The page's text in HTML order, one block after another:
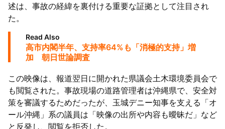
述は、事故の経緯を裏付ける重要な証拠として注目され
た。
Read Also
高市内閣半年、支持率64%も「消極的支持」増
加 朝日世論調査
この映像は、報道翌日に開かれた県議会土木環境委員会で
も閲覧された。事故現場の道路管理者は沖縄県で、安全対
策を審議するためだったが、玉城デニー知事を支える「オ
ール沖縄」系の議員は「映像の出所や内容も曖昧だ」など
と反発し、閲覧を拒否した。